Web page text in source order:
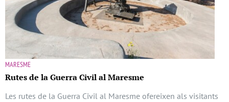
MARESME
Rutes de la Guerra Civil al Maresme
Les rutes de la Guerra Civil al Maresme ofereixen als visitants